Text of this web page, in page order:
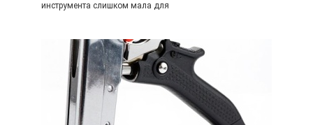
инструмента слишком мала для